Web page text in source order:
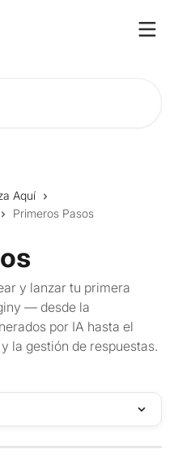
Aquí
Primeros Pasos
y lanzar tu primera
— desde la
por IA hasta el
la gestión de respuestas.